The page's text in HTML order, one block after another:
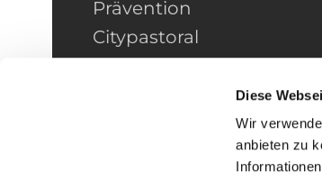
Diese
Wir
anbieten zu
Prävention
Citypastoral
Kontakt
HINWEISGEBERSCHUTZ